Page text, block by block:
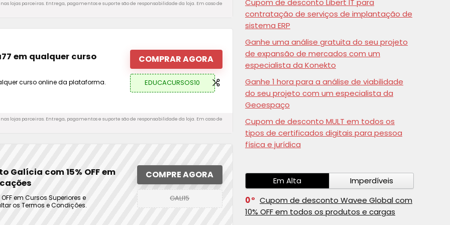
lojas parceiras. Entrega, pagamentos e suporte são de responsabilidade da loja. Em caso de
em qualquer curso
curso online da plataforma.
COMPRAR AGORA
EDUCACURSOS10
lojas parceiras. Entrega, pagamentos e suporte são de responsabilidade da loja. Em caso de
Galícia com 15% OFF em
em Cursos Superiores e
os Termos e Condições.
COMPRE AGORA
GALI15
Cupom de desconto Libert IT para
contratação de serviços de implantação de
sistema ERP
Ganhe uma análise gratuita do seu projeto
de expansão de mercados com um
especialista da Konekto
Ganhe 1 hora para a análise de viabilidade
do seu projeto com um especialista da
Geoespaço
Cupom de desconto MULT em todos os
tipos de certificados digitais para pessoa
física e jurídica
Em Alta
Imperdíveis
0
Cupom de desconto Wavee Global com
10% OFF em todos os produtos e cargas